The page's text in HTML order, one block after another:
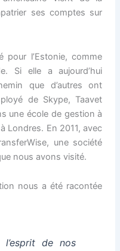
ses comptes sur
l’Estonie, comme
Si elle a aujourd’hui
que d’autres ont
de Skype, Taavet
une école de gestion à
Londres. En 2011, avec
une société
nous avons visité.
nous a été racontée
de nos